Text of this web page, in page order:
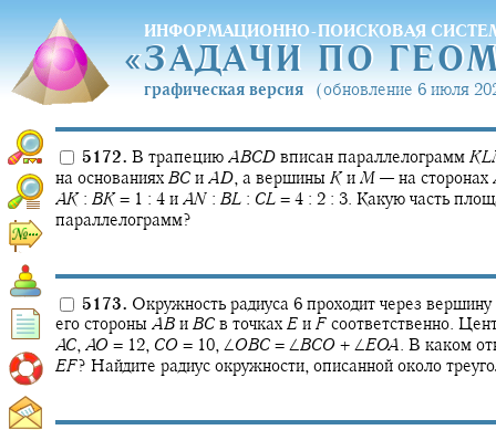
ИНФОРМАЦИОННО-ПОИСКОВАЯ
«ЗАДАЧИ ПО
«ЗАДАЧИ ПО
графическая версия (обновление 6 июля
5172. В трапецию ABCD вписан параллелограмм KL
на основаниях BC и AD, а вершины Kи M — на сторонах
AK: BK= 1 : 4 и AN : BL : CL = 4 : 2 : 3. Какую часть
параллелограмм?
5173. Окружность радиуса 6 проходит через вершину
его стороны AB и BC в точках E и F соответственно.
AC, AO = 12, CO = 10, ∠OBC = ∠BCO + ∠EOA. В каком
EF? Найдите радиус окружности, описанной около